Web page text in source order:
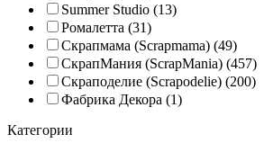
Summer Studio (13)
Ромалетта (31)
Скрапмама (Scrapmama) (49)
СкрапМания (ScrapMania) (457)
Скраподелие (Scrapodelie) (200)
Фабрика Декора (1)
Категории